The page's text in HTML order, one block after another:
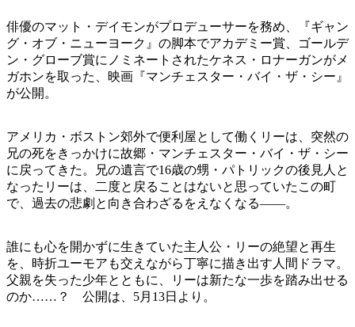
俳優のマット・デイモンがプロデューサーを務め、『ギャン
グ・オブ・ニューヨーク』の脚本でアカデミー賞、ゴールデ
ン・グローブ賞にノミネートされたケネス・ロナーガンがメ
ガホンを取った、映画『マンチェスター・バイ・ザ・シー』
が公開。
アメリカ・ボストン郊外で便利屋として働くリーは、突然の
兄の死をきっかけに故郷・マンチェスター・バイ・ザ・シー
に戻ってきた。兄の遺言で16歳の甥・パトリックの後見人と
なったリーは、二度と戻ることはないと思っていたこの町
で、過去の悲劇と向き合わざるをえなくなる――。
誰にも心を開かずに生きていた主人公・リーの絶望と再生
を、時折ユーモアも交えながら丁寧に描き出す人間ドラマ。
父親を失った少年とともに、リーは新たな一歩を踏み出せる
のか……？ 公開は、5月13日より。